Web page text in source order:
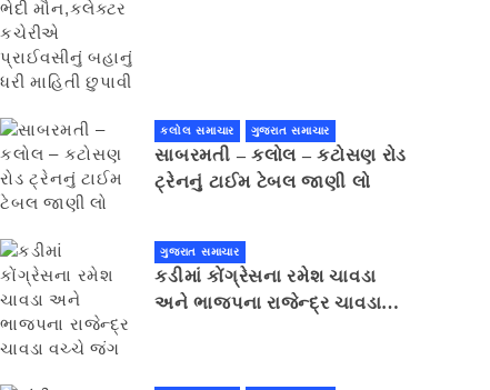
કલોલ સમાચાર ગુજરાત સમાચાર
સાબરમતી – કલોલ – કટોસણ રોડ
ટ્રેનનું ટાઈમ ટેબલ જાણી લો
ગુજરાત સમાચાર
કડીમાં કોંગ્રેસના રમેશ ચાવડા
અને ભાજપના રાજેન્દ્ર ચાવડા